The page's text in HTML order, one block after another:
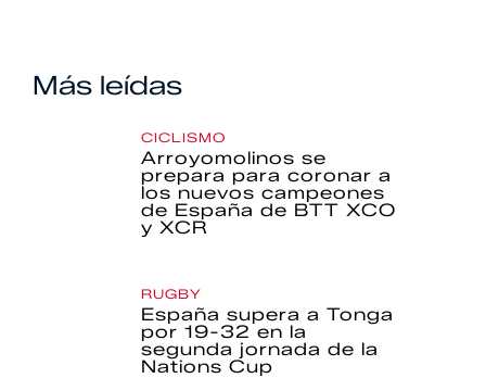
Más leídas
CICLISMO
Arroyomolinos se
prepara para coronar a
los nuevos campeones
de España de BTT XCO
y XCR
RUGBY
España supera a Tonga
por 19-32 en la
segunda jornada de la
Nations Cup